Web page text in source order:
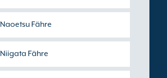
Naoetsu Fähre
Niigata Fähre